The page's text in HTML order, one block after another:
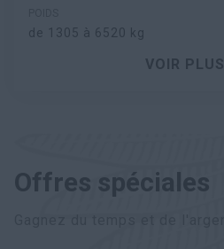
de 1305 à 6520 kg
VOIR PLUS
Offres spéciales